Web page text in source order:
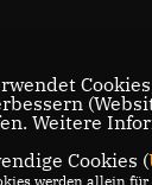
Weitere
Cookies (
werden allein